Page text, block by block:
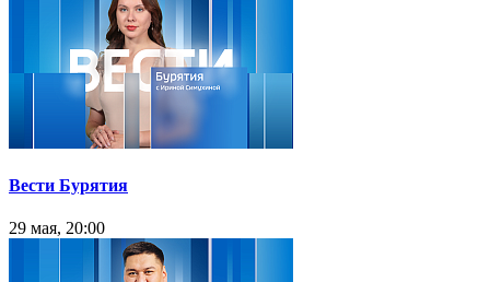
Вести Бурятия
29 мая, 20:00